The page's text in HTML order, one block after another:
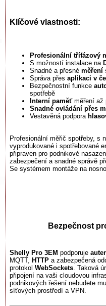
Klíčové vlastnosti:
Profesionální třífázový
S možností instalace na
Snadné a přesné měření
Správa přes aplikaci v
Bezpečnostní funkce
spotřebě
Interní paměťměření až
Snadné ovládání přes
Vestavěná podpora
Profesionální měřič spotřeby, s
vyprodukované i spotřebované
připraven pro podnikové
zabezpečení a snadné správě
Se systémem montáže na
Bezpečnost
Shelly Pro 3EM podporuje
MQTT, HTTP a zabezpečená
protokol WebSockets . Taková
připojení na vaši cloudovou
podnikových řešení nebudete
síťových prostředí a VPN.